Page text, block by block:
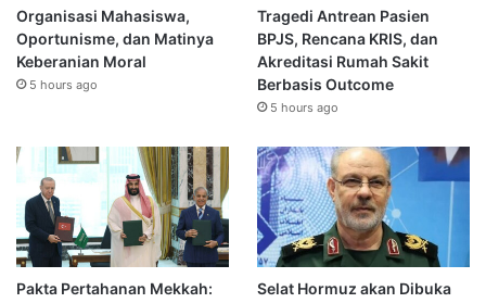
Organisasi Mahasiswa,
Oportunisme, dan Matinya
Keberanian Moral
5 hours ago
Tragedi Antrean Pasien
BPJS, Rencana KRIS, dan
Akreditasi Rumah Sakit
Berbasis Outcome
5 hours ago
Pakta Pertahanan Mekkah:
Selat Hormuz akan Dibuka